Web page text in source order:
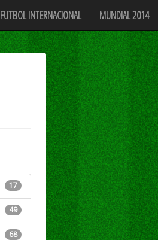
FUTBOL INTERNACIONAL MUNDIAL 2014
17
49
68